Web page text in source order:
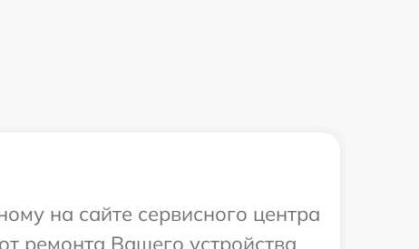
на сайте сервисного центра
ремонта Вашего устройства